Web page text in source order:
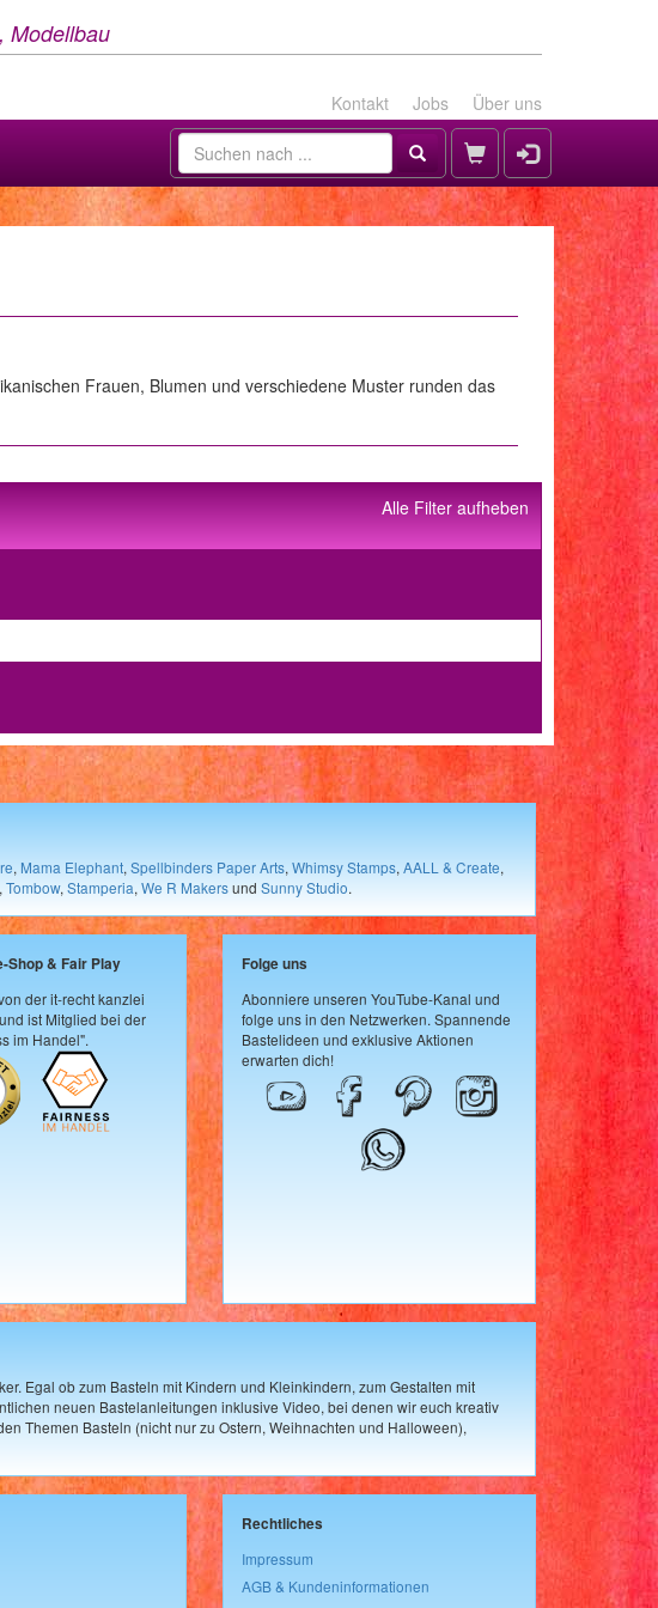
Modellbau
Kontakt Jobs Über uns
Frauen, Blumen und verschiedene Muster runden das
Alle Filter aufheben
, Mama Elephant, Spellbinders Paper Arts, Whimsy Stamps, AALL & Create,
, Tombow, Stamperia, We R Makersund Sunny Studio.
Shop & Fair Play
der it-recht kanzlei
ist Mitglied bei der
im Handel".
Folge uns
Abonniere unseren YouTube-Kanal und
folge uns in den Netzwerken. Spannende
Bastelideen und exklusive Aktionen
erwarten dich!
Egal ob zum Basteln mit Kindern und Kleinkindern, zum Gestalten mit
neuen Bastelanleitungen inklusive Video, bei denen wir euch kreativ
Themen Basteln (nicht nur zu Ostern, Weihnachten und Halloween),
Rechtliches
Impressum
AGB & Kundeninformationen